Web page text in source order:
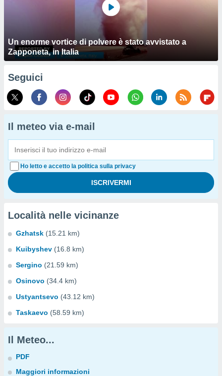
Un enorme vortice di polvere è stato avvistato a
Zapponeta, in Italia
Seguici
Il meteo via e-mail
Ho letto e accetto la politica sulla privacy
Località nelle vicinanze
Gzhatsk (15.21 km)
Kuibyshev (16.8 km)
Sergino (21.59 km)
Osinovo (34.4 km)
Ustyantsevo (43.12 km)
Taskaevo (58.59 km)
Il Meteo...
PDF
Maggiori informazioni